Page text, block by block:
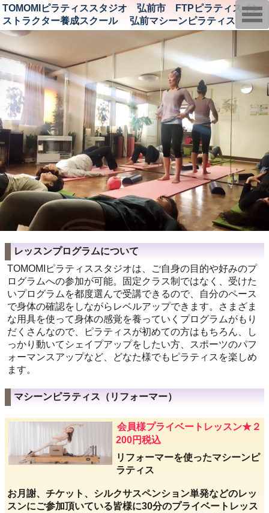
TOMOMIピラティススタジオ 弘前市 FTPピラティスイン
ストラクター養成スクール 弘前マシーンピラティス
レッスンプログラムについて
TOMOMIピラティススタジオは、ご自身の目的や好みのプ
ログラムへの参加が可能。固定クラス制ではなく、受けた
いプログラムを都度選んで受講できるので、自分のペース
で身体の確認をしながらレベルアップできます。さまざま
な用具を使って身体の感覚を養っていくプログラムがもり
だくさんなので、ピラティスが初めての方はもちろん、し
っかり動いてシェイプアップをしたい方、スポーツのパフ
ォーマンスアップなど、どなた様でもピラティスを楽しめ
ます。
マシーンピラティス（リフォーマー）
会員様プライベートレッスン★２
200円税込
リフォーマーを使ったマシーンピ
ラティス
お月謝、チケット、シルクサスペンション単発などのレッ
スンにご参加頂いている皆様に30分のプライベートレッス
T
o
g
e
a
v
i
a